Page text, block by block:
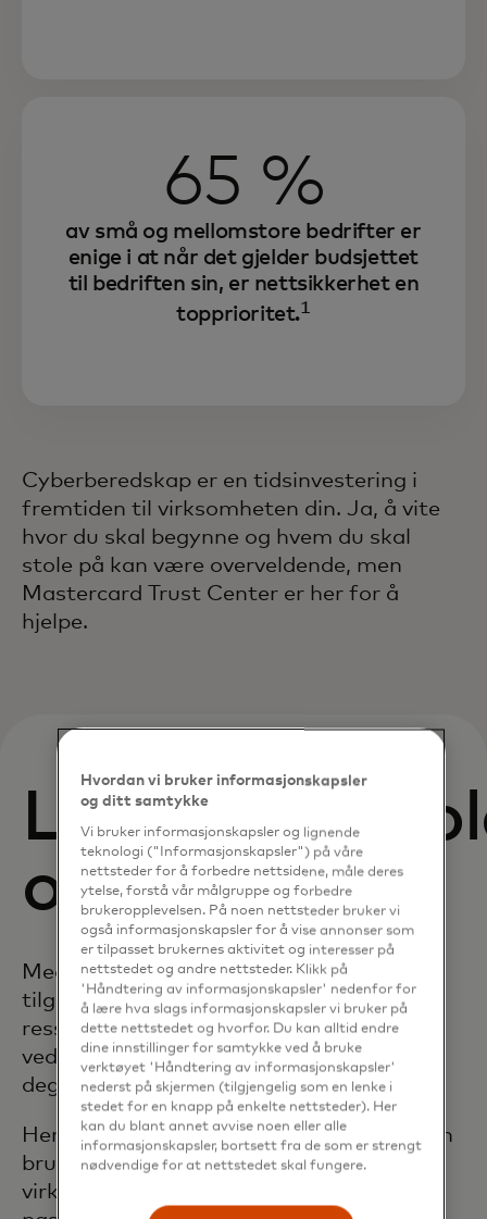
65 %
av små og mellomstore bedrifter er
enige i at når det gjelder budsjettet
til bedriften sin, er nettsikkerhet en
topprioritet.1
Cyberberedskap er en tidsinvestering i
fremtiden til virksomheten din. Ja, å vite
hvor du skal begynne og hvem du skal
stole på kan være overveldende, men
Mastercard Trust Center er her for å
hjelpe.
og verktøy
Med Mastercard Trust Center har du
tilgang til informasjon, verktøy og
ressurser som reduserer kompleksiteten
ved nettsikkerhet for å bidra til å holde
deg tryggere fra hackere og svindlere.
Her starter vi med viktig kunnskap du kan
bruke med en gang for å bedre beskytte
virksomheten din – fra å administrere
Hvordan vi bruker informasjonskapsler
og ditt samtykke
Vi bruker informasjonskapsler og lignende
teknologi ("Informasjonskapsler") på våre
nettsteder for å forbedre nettsidene, måle deres
ytelse, forstå vår målgruppe og forbedre
brukeropplevelsen. På noen nettsteder bruker vi
også informasjonskapsler for å vise annonser som
er tilpasset brukernes aktivitet og interesser på
nettstedet og andre nettsteder. Klikk på
'Håndtering av informasjonskapsler' nedenfor for
å lære hva slags informasjonskapsler vi bruker på
dette nettstedet og hvorfor. Du kan alltid endre
dine innstillinger for samtykke ved å bruke
verktøyet 'Håndtering av informasjonskapsler'
nederst på skjermen (tilgjengelig som en lenke i
stedet for en knapp på enkelte nettsteder). Her
kan du blant annet avvise noen eller alle
informasjonskapsler, bortsett fra de som er strengt
nødvendige for at nettstedet skal fungere.